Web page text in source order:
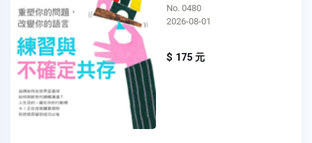
No. 0480
2026-08-01
$ 175 元